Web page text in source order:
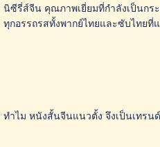
นิซีรี่ส์จีน คุณภาพเยี่ยมที่กำลังเป็นก
ทุกอรรถรสทั้งพากย์ไทยและซับไทยที่
ทำไม หนังสั้นจีนแนวตั้ง จึงเป็นเทรน